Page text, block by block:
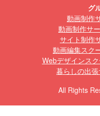
グ
動画制作
動画制作サ
サイト制作
動画編集スク
Webデザインス
暮らしの出張
All Rights